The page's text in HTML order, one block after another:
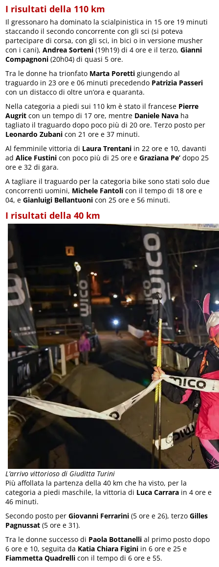
I risultati della 110 km
Il gressonaro ha dominato la scialpinistica in 15 ore 19 minuti
staccando il secondo concorrente con gli sci (si poteva
partecipare di corsa, con gli sci, in bici o in versione musher
con i cani), Andrea Sorteni (19h19) di 4 ore e il terzo,Gianni
Compagnoni (20h04) di quasi 5 ore.
Tra le donne ha trionfato Marta Poretti giungendo al
traguardo in 23 ore e 06 minuti precedendo Patrizia Passeri
con un distacco di oltre un’ora e quaranta.
Nella categoria a piedi sui 110 km è stato il francese Pierre
Augrit con un tempo di 17 ore, mentre Daniele Nava ha
tagliato il traguardo dopo poco più di 20 ore. Terzo posto per
Leonardo Zubani con 21 ore e 37 minuti.
Al femminile vittoria di Laura Trentani in 22 ore e 10, davanti
adAlice Fustini con poco più di 25 ore eGraziana Pe’ dopo 25
ore e 32 di gara.
A tagliare il traguardo per la categoria bike sono stati solo due
concorrenti uomini, Michele Fantoli con il tempo di 18 ore e
04, e Gianluigi Bellantuoni con 25 ore e 56 minuti.
I risultati della 40 km
L’arrivo vittorioso di Giuditta Turini
Più affollata la partenza della 40 km che ha visto, per la
categoria a piedi maschile, la vittoria di Luca Carrara in 4 ore e
46 minuti.
Secondo posto perGiovanni Ferrarini (5 ore e 26), terzoGilles
Pagnussat (5 ore e 31).
Tra le donne successo di Paola Bottanelli al primo posto dopo
6 ore e 10, seguita da Katia Chiara Figini in 6 ore e 25 e
Fiammetta Quadrelli con il tempo di 6 ore e 55.